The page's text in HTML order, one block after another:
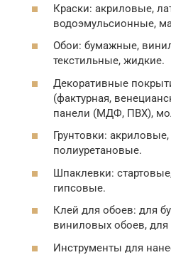
Краски: акриловые,
водоэмульсионные,
Обои: бумажные,
текстильные, жидкие.
Декоративные
(фактурная,
панели (МДФ, ПВХ),
Грунтовки:
полиуретановые.
Шпаклевки:
гипсовые.
Клей для обоев: для
виниловых обоев,
Инструменты для